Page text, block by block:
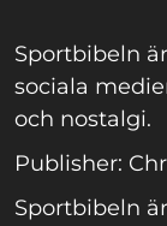
Sportbibeln
sociala
och nostalgi.
Publisher:
Sportbibeln